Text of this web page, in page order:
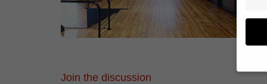
Join the discussion